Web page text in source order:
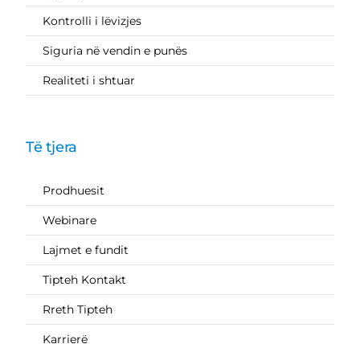
Kontrolli i lëvizjes
Siguria në vendin e punës
Realiteti i shtuar
Të tjera
Prodhuesit
Webinare
Lajmet e fundit
Tipteh Kontakt
Rreth Tipteh
Karrierë